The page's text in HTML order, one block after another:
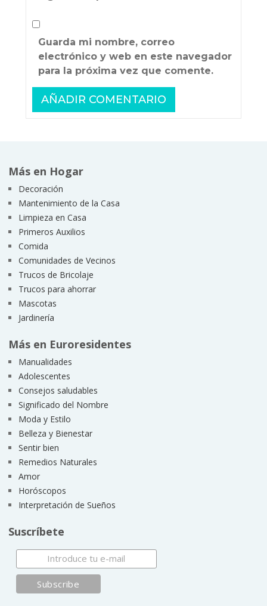
Guarda mi nombre, correo
electrónico y web en este navegador
para la próxima vez que comente.
Más en Hogar
Decoración
Mantenimiento de la Casa
Limpieza en Casa
Primeros Auxilios
Comida
Comunidades de Vecinos
Trucos de Bricolaje
Trucos para ahorrar
Mascotas
Jardinería
Más en Euroresidentes
Manualidades
Adolescentes
Consejos saludables
Significado del Nombre
Moda y Estilo
Belleza y Bienestar
Sentir bien
Remedios Naturales
Amor
Horóscopos
Interpretación de Sueños
Suscríbete